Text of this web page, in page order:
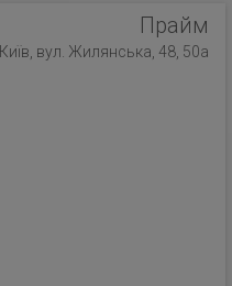
Прайм
Київ, вул. Жилянська, 48, 50а